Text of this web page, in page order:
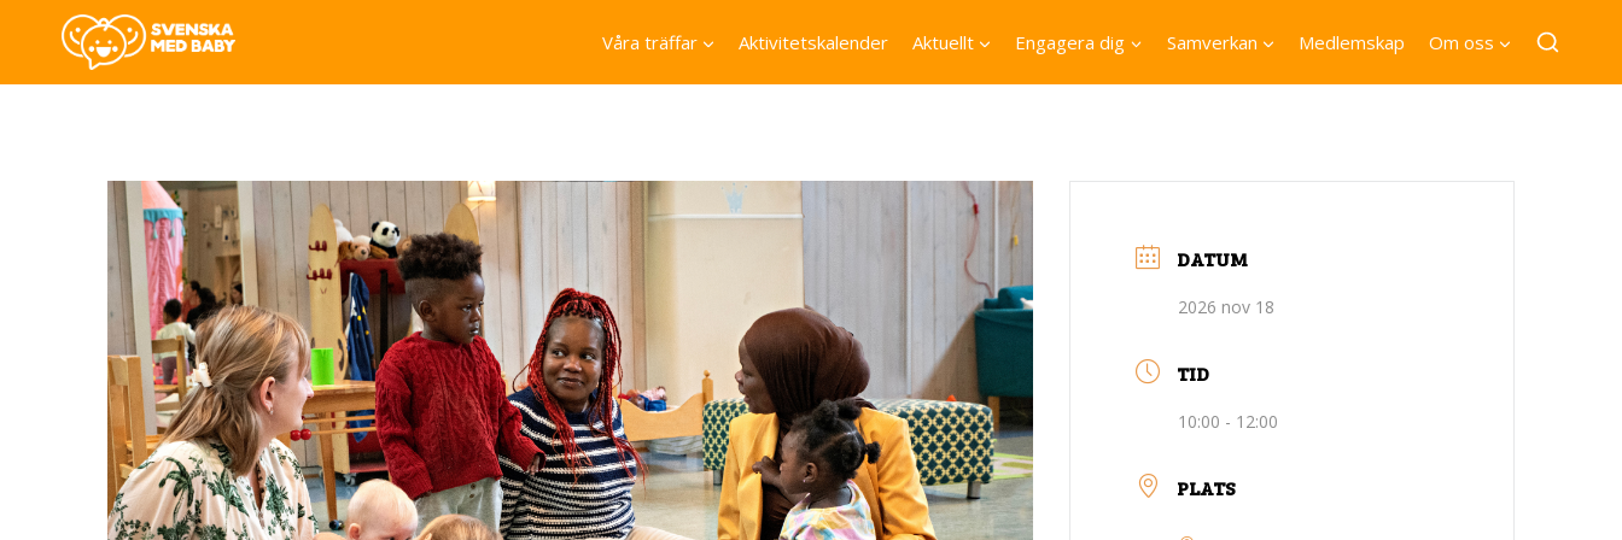
Våra träffar Aktivitetskalender Aktuellt Engagera dig Samverkan Medlemskap Om oss
DATUM
2026 nov 18
TID
10:00 - 12:00
PLATS